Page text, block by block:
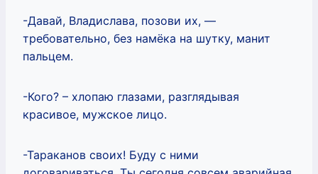
-Давай, Владислава, позови их, —
требовательно, без намёка на шутку, манит
пальцем.
-Кого? – хлопаю глазами, разглядывая
красивое, мужское лицо.
-Тараканов своих! Буду с ними